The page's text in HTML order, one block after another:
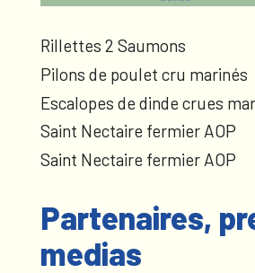
Rillettes 2 Saumons
Pilons de poulet cru marinés
Escalopes de dinde crues
Saint Nectaire fermier AOP
Saint Nectaire fermier AOP
Partenaires,
medias